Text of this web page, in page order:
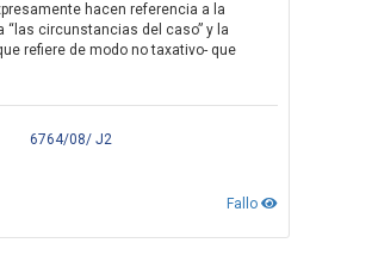
hacen referencia a la
“las circunstancias del caso” y la
refiere de modo no taxativo- que
6764/08/ J2
Fallo